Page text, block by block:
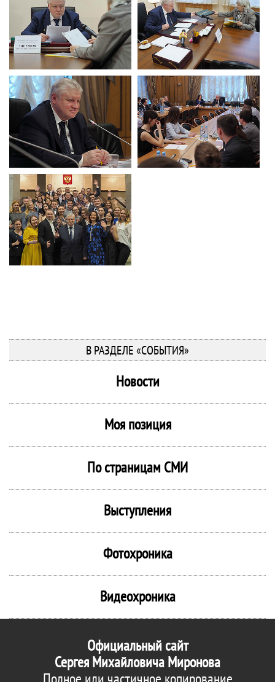
В РАЗДЕЛЕ «СОБЫТИЯ»
Новости
Моя позиция
По страницам СМИ
Выступления
Фотохроника
Видеохроника
Официальный сайт
Сергея Михайловича Миронова